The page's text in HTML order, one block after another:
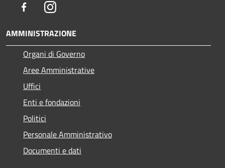
FacebookInstagram
AMMINISTRAZIONE
Organi di Governo
Aree Amministrative
Uffici
Enti e fondazioni
Politici
Personale Amministrativo
Documenti e dati